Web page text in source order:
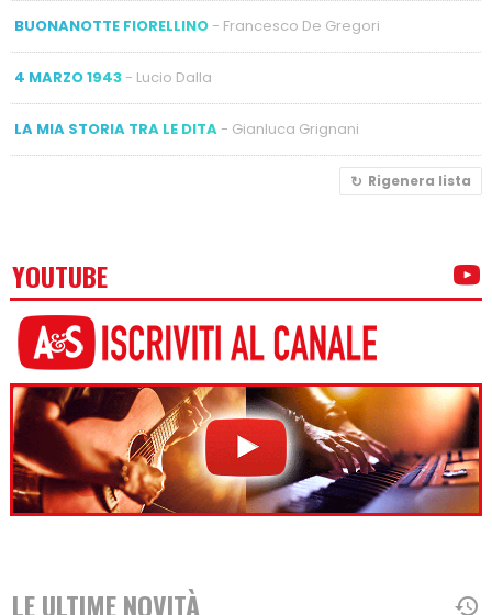
BUONANOTTE FIORELLINO- Francesco De Gregori
4 MARZO 1943- Lucio Dalla
LA MIA STORIA TRA LE DITA- Gianluca Grignani
Rigenera lista
YOUTUBE
LE ULTIME NOVITÀ